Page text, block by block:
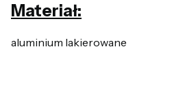
Materiał:
aluminium lakierowane